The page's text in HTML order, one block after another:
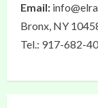
Email:
Bronx, NY
Tel.: 917-682-